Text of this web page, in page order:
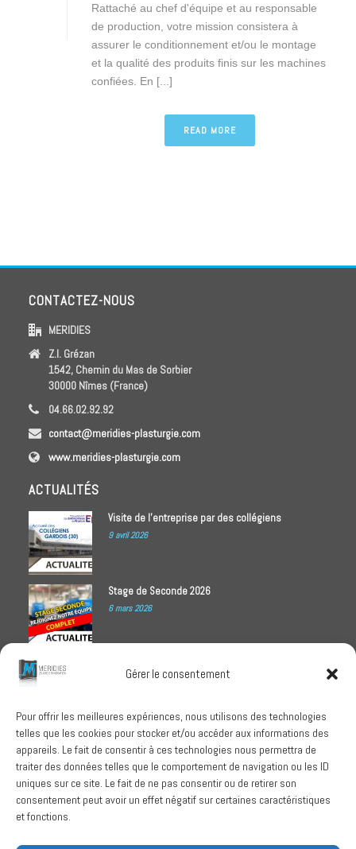
Gérer le consentement
Pour offrir les meilleures expériences, nous utilisons des technologies
telles que les cookies pour stocker et/ou accéder aux informations des
appareils. Le fait de consentir à ces technologies nous permettra de
traiter des données telles que le comportement de navigation ou les ID
uniques sur ce site. Le fait de ne pas consentir ou de retirer son
consentement peut avoir un effet négatif sur certaines caractéristiques
et fonctions.
Rattaché au chef d'équipe et au responsable
de production, votre mission consistera à
assurer le conditionnement et/ou le montage
et la qualité des produits finis sur les machines
confiées. En [...]
READ MORE
CONTACTEZ-NOUS
MERIDIES
Z.I. Grézan
1542, Chemin du Mas de Sorbier
30000 Nîmes (France)
04.66.02.92.92
contact@meridies-plasturgie.com
www.meridies-plasturgie.com
ACTUALITÉS
Visite de l’entreprise par des collégiens
9 avril 2026
Stage de Seconde 2026
6 mars 2026
1 octobre 2025
RECHERCHER
SUIVEZ-NOUS